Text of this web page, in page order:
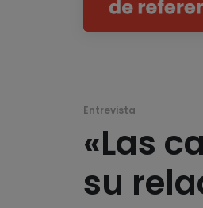
Entrevista
«Las
su